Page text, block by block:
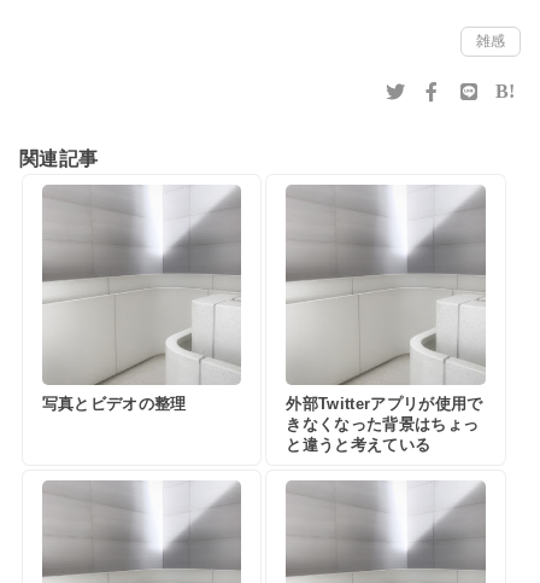
雑感
B!
関連記事
写真とビデオの整理
外部Twitterアプリが使用で
きなくなった背景はちょっ
と違うと考えている